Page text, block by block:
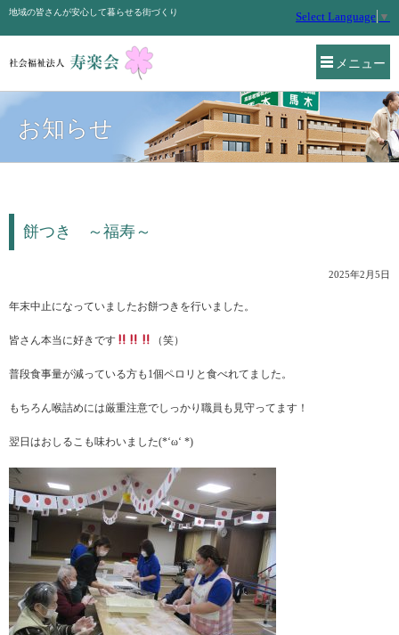
メニュー
地域の皆さんが安心して暮らせる街づくり Select Language ▼
お知らせ
餅つき ～福寿～
2025年2月5日
年末中止になっていましたお餅つきを行いました。
皆さん本当に好きです （笑）
普段食事量が減っている方も1個ペロリと食べれてました。
もちろん喉詰めには厳重注意でしっかり職員も見守ってます！
翌日はおしるこも味わいました(*‘ω‘ *)